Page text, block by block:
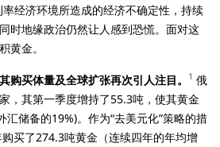
经济环境所造成的经济不确定性，持续
时地缘政治仍然让人感到恐慌。面对这
黄金。
购买体量及全球扩张再次引人注目。 1 俄
，其第一季度增持了55.3吨，使其黄金
储备的19%)。作为“去美元化”策略的措
买了274.3吨黄金（连续四年的年均增